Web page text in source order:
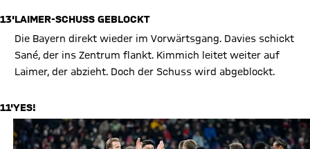
13'LAIMER-SCHUSS GEBLOCKT
Die Bayern direkt wieder im Vorwärtsgang. Davies schickt
Sané, der ins Zentrum flankt. Kimmich leitet weiter auf
Laimer, der abzieht. Doch der Schuss wird abgeblockt.
11'YES!